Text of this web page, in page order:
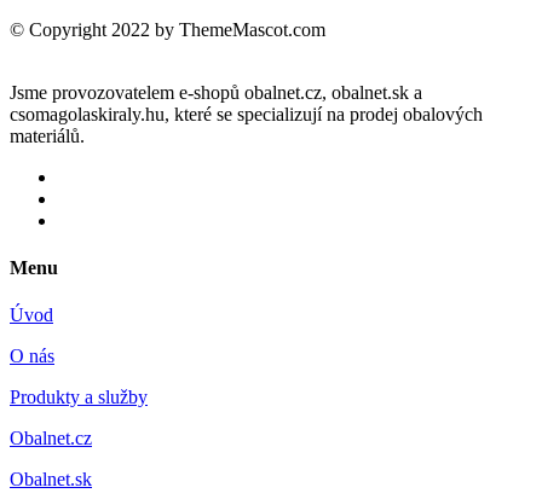
© Copyright 2022 by ThemeMascot.com
Jsme provozovatelem e-shopů obalnet.cz, obalnet.sk a
csomagolaskiraly.hu, které se specializují na prodej obalových
materiálů.
Menu
Úvod
O nás
Produkty a služby
Obalnet.cz
Obalnet.sk